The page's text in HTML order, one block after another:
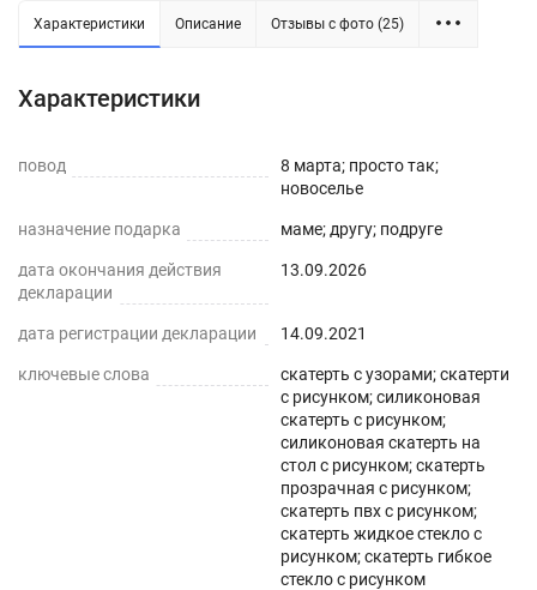
(выдерживает до 80 градусов без деформации),
водоотталкивающее, долговечное, не желтеет со
размеров или закруглить углы. Внимание: мы
усадку. Весь ассортимент Вы можете увидеть в
Характеристики Описание Отзывы с фото (25)
Характеристики
повод
8 марта; просто так;
новоселье
назначение подарка маме; другу; подруге
дата окончания действия
декларации
13.09.2026
дата регистрации декларации 14.09.2021
ключевые слова
скатерть с узорами; скатерти
с рисунком; силиконовая
скатерть с рисунком;
силиконовая скатерть на
стол с рисунком; скатерть
прозрачная с рисунком;
скатерть пвх с рисунком;
скатерть жидкое стекло с
рисунком; скатерть гибкое
стекло с рисунком